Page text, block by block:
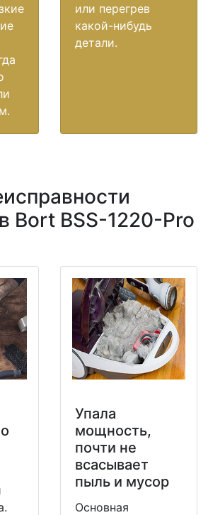
или перегрев
какой-нибудь
детали.
Bort BSS-1220-Pro
Упала
мощность,
почти не
всасывает
пыль и мусор
Основная